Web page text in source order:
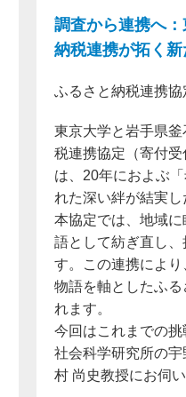
調査から連携へ
納税連携が拓く
ふるさと納税連携協
東京大学と岩手県
税連携協定（寄付受
は、20年におよぶ
れた深い絆が結実し
本協定では、地域
語として紡ぎ直し
す。この連携によ
物語を軸としたふ
れます。
今回はこれまでの挑
社会科学研究所の
村 尚史教授にお伺い